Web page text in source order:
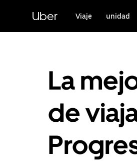
contenido
principal
Uber Viaje unidad
La
de